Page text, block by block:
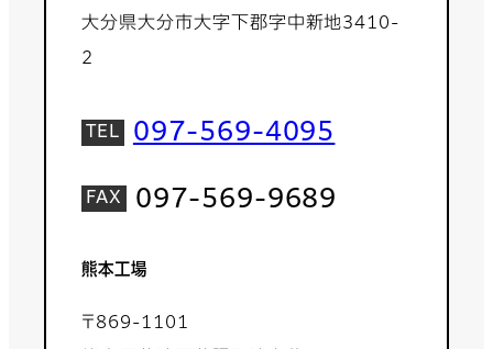
大分県大分市大字下郡字中新地3410-
2
097-569-4095
097-569-9689
熊本工場
〒869-1101